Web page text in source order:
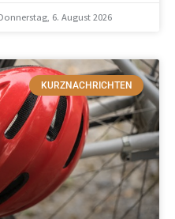
6. August 2026
KURZNACHRICHTEN